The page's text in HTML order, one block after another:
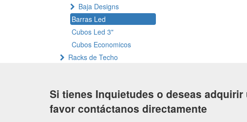
Baja Designs
Barras Led
Cubos Led 3"
Cubos Economicos
Racks de Techo
Si tienes Inquietudes o deseas
favor contáctanos directamente